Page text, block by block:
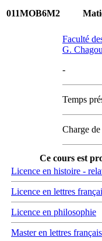
011MOB6M2
Faculté
G.
-
Temps
Charge
Ce cours est
Licence en histoire -
Licence en lettres
Licence en philosophie
Master en lettres